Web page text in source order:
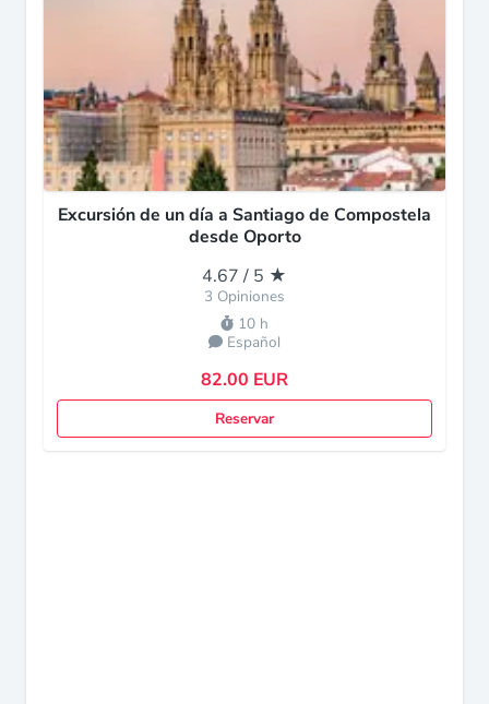
Excursión de un día a Santiago de Compostela
desde Oporto
4.67 / 5 ★
3 Opiniones
10 h
Español
82.00 EUR
Reservar